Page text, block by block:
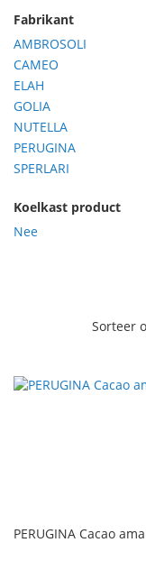
Sorteer
PERUGINA Cacao
Fabrikant
AMBROSOLI
CAMEO
ELAH
GOLIA
NUTELLA
PERUGINA
SPERLARI
Koelkast product
Nee